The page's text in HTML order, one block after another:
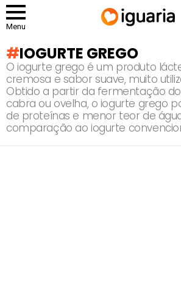
Menu
IOGURTE GREGO
O iogurte grego é um produto
cremosa e sabor suave, muito
Obtido a partir da fermentação
cabra ou ovelha, o iogurte grego
de proteínas e menor teor de
comparação ao iogurte